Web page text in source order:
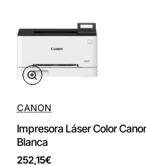
CANON
Impresora Láser Color
Blanca
252,15€